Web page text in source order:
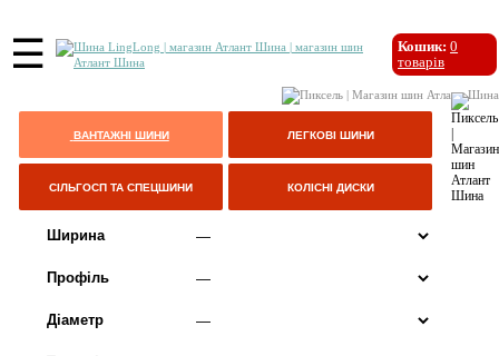
☰ Кошик: 0
товарів
ВАНТАЖНІ ШИНИ ЛЕГКОВІ ШИНИ
СІЛЬГОСП ТА СПЕЦШИНИ КОЛІСНІ ДИСКИ
Ширина
Профіль
Діаметр